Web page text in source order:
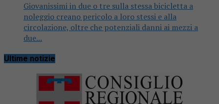
Giovanissimi in due o tre sulla stessa bicicletta a
noleggio creano pericolo a loro stessi e alla
circolazione, oltre che potenziali danni ai mezzi a
due...
Ultime notizie